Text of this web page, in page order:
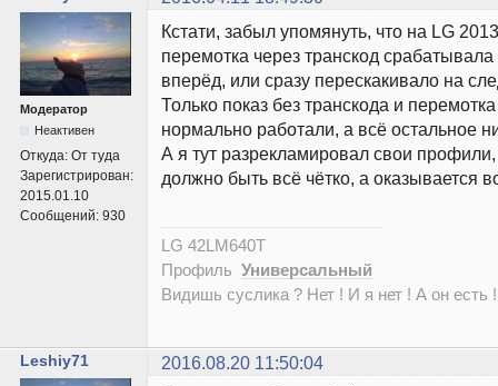
Модератор
Неактивен
Откуда: От туда
Зарегистрирован:
2015.01.10
Сообщений: 930
Кстати, забыл упомянуть, что на LG
перемотка через транскод
вперёд, или сразу перескакивало на
Только показ без транскода и
нормально работали, а всё остальное
А я тут разрекламировал свои
должно быть всё чётко, а оказывается
LG 42LM640T
Профиль Универсальный
Видишь суслика ? Нет ! И я нет ! А он есть
Leshiy71 2016.08.20 11:50:04